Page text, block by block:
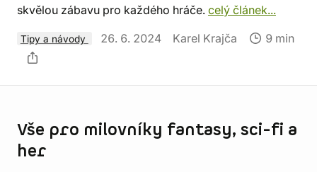
skvělou zábavu pro každého hráče. celý článek...
Tipy a návody 26. 6. 2024 Karel Krajča 9 min
Vše pro milovníky fantasy, sci-fi a
her